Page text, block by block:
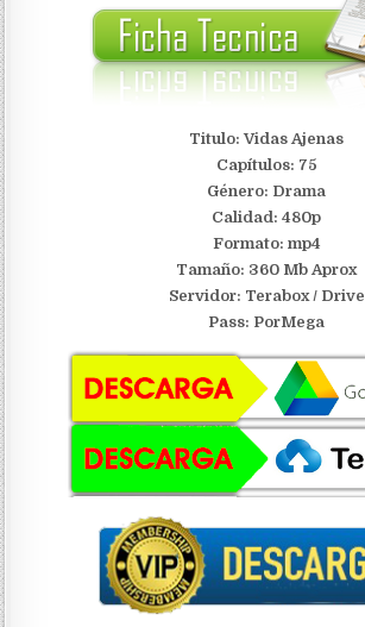
Titulo: Vidas Ajenas
Capítulos: 75
Género: Drama
Calidad: 480p
Formato: mp4
Tamaño: 360 Mb Aprox
Servidor: Terabox / Drive
Pass: PorMega